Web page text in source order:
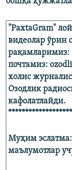
"PaxtaGram"
видеолар ўрин
рақамларимиз:
почтамиз:
холис
Озодлик
кафолатлайди.
Муҳим
маълумотлар